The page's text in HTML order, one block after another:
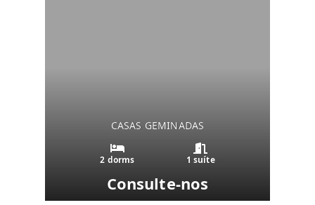
CASAS GEMINADAS
2 dorms 1 suíte
Consulte-nos